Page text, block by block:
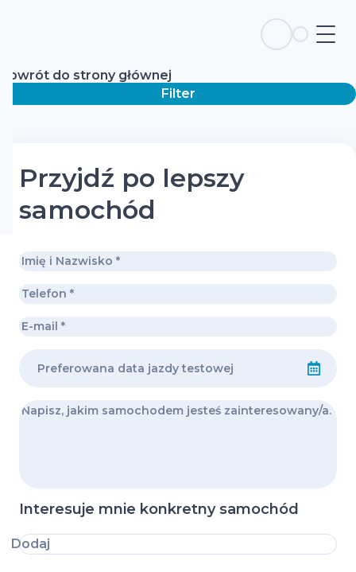
Powrót do strony głównej
Filter
Przyjdź po lepszy
samochód
Interesuje mnie konkretny samochód
Dodaj